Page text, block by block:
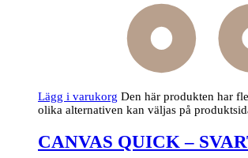
Lägg i varukorg Den här produkten har
olika alternativen kan väljas på
CANVAS QUICK –